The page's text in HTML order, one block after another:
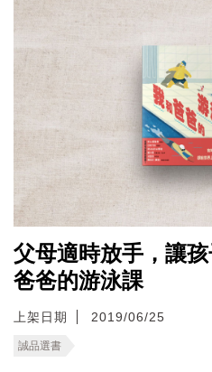
父母適時放手，讓
爸爸的游泳課
上架日期 2019/06/25
誠品選書